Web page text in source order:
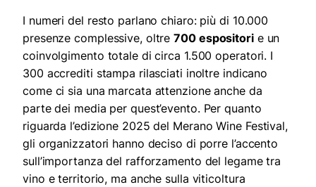
I numeri del resto parlano chiaro: più di 10.000
presenze complessive, oltre700 espositorie un
coinvolgimento totale di circa 1.500 operatori. I
300 accrediti stampa rilasciati inoltre indicano
come ci sia una marcata attenzione anche da
parte dei media per quest’evento. Per quanto
riguarda l’edizione 2025 del Merano Wine Festival,
gli organizzatori hanno deciso di porre l’accento
sull’importanza del rafforzamento del legame tra
vino e territorio, ma anche sulla viticoltura